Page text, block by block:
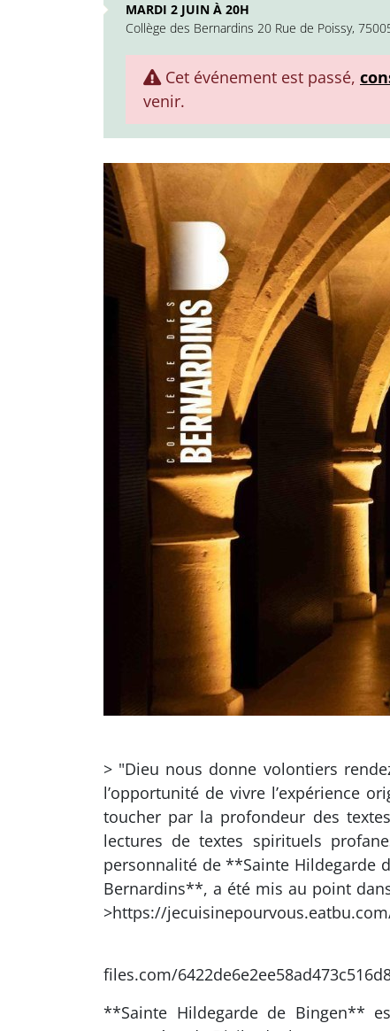
MARDI 2 JUIN À 20H
Collège des Bernardins 20 Rue de Poissy,
Cet événement est passé,
venir.
> "Dieu nous donne volontiers
l’opportunité de vivre l’expérience
toucher par la profondeur des
lectures de textes spirituels
personnalité de **Sainte Hildegarde
Bernardins**, a été mis au point
>https://
files.com/
**Sainte Hildegarde de Bingen**